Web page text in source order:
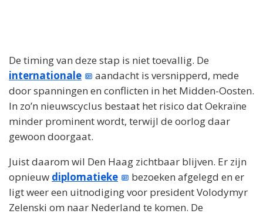
De timing van deze stap is niet toevallig. De
internationale
aandacht is versnipperd, mede
door spanningen en conflicten in het Midden-Oosten.
In zo’n nieuwscyclus bestaat het risico dat Oekraïne
minder prominent wordt, terwijl de oorlog daar
gewoon doorgaat.
Juist daarom wil Den Haag zichtbaar blijven. Er zijn
opnieuw diplomatieke
bezoeken afgelegd en er
ligt weer een uitnodiging voor president Volodymyr
Zelenski om naar Nederland te komen. De